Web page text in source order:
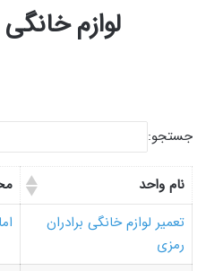
لوازم
جستجو:
نام واحد
تعمیر لوازم خانگی برادران
رمزی